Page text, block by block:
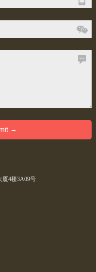
4楼3A09号